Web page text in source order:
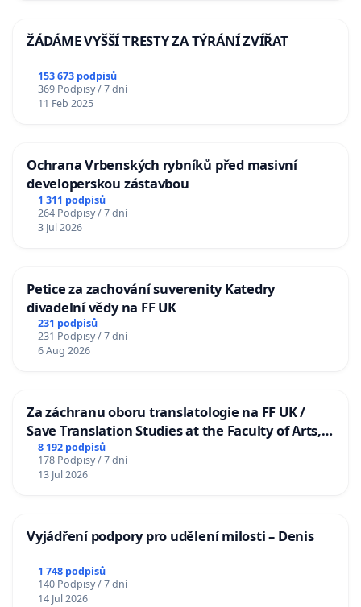
ŽÁDÁME VYŠŠÍ TRESTY ZA TÝRÁNÍ ZVÍŘAT
153 673 podpisů
369 Podpisy / 7 dní
11 Feb 2025
Ochrana Vrbenských rybníků před masivní
developerskou zástavbou
1 311 podpisů
264 Podpisy / 7 dní
3 Jul 2026
Petice za zachování suverenity Katedry
divadelní vědy na FF UK
231 podpisů
231 Podpisy / 7 dní
6 Aug 2026
Za záchranu oboru translatologie na FF UK /
Save Translation Studies at the Faculty of Arts,
Charles University
8 192 podpisů
178 Podpisy / 7 dní
13 Jul 2026
Vyjádření podpory pro udělení milosti – Denis
1 748 podpisů
140 Podpisy / 7 dní
14 Jul 2026